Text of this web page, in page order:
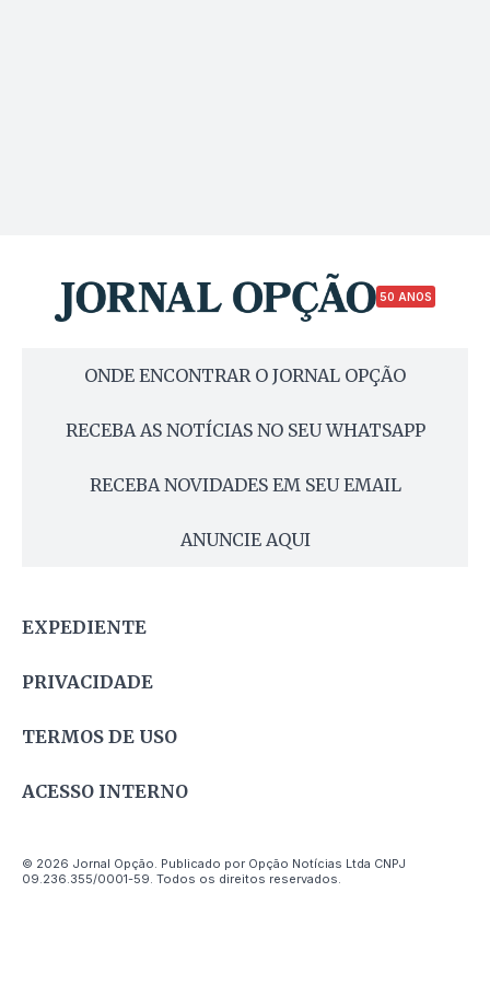
50 ANOS
ONDE ENCONTRAR O JORNAL OPÇÃO
RECEBA AS NOTÍCIAS NO SEU WHATSAPP
RECEBA NOVIDADES EM SEU EMAIL
ANUNCIE AQUI
EXPEDIENTE
PRIVACIDADE
TERMOS DE USO
ACESSO INTERNO
© 2026 Jornal Opção. Publicado por Opção Notícias Ltda CNPJ
09.236.355/0001-59. Todos os direitos reservados.